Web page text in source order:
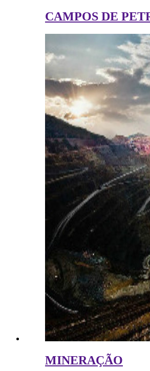
CAMPOS DE
MINERAÇÃO